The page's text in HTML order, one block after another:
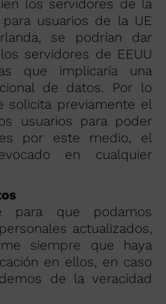
los servidores de la
usuarios de la UE
se podrían dar
servidores de EEUU
que implicaría una
de datos. Por lo
solicita previamente el
usuarios para poder
por este medio, el
en cualquier
para que podamos
actualizados,
siempre que haya
en ellos, en caso
de la veracidad